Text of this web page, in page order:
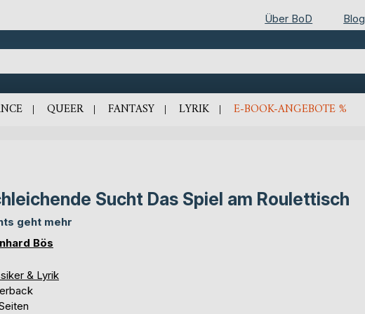
Über BoD Blog
QUEER FANTASY LYRIK E-BOOK-ANGEBOTE %
Sucht Das Spiel am Roulettisch
geht mehr
Bös
& Lyrik